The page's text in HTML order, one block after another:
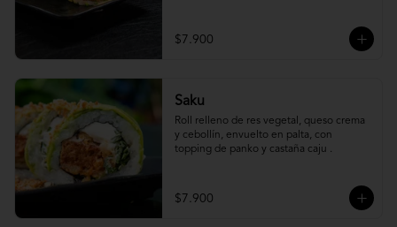
$7.900
Saku
Roll relleno de res vegetal, queso crema
y cebollín, envuelto en palta, con
topping de panko y castaña caju .
$7.900